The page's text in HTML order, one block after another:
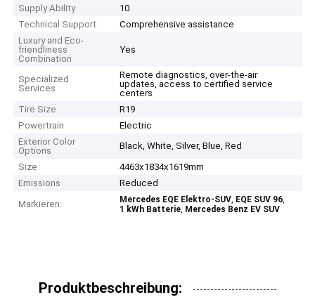
Supply Ability
10
Technical Support
Comprehensive assistance
Luxury and Eco-
friendliness
Combination
Yes
Specialized
Services
Remote diagnostics, over-the-air
updates, access to certified service
centers
Tire Size
R19
Powertrain
Electric
Exterior Color
Options
Black, White, Silver, Blue, Red
Size
4463x1834x1619mm
Emissions
Reduced
Markieren:
Mercedes EQE Elektro-SUV, EQE SUV 96,
1 kWh Batterie, Mercedes Benz EV SUV
Produktbeschreibung: